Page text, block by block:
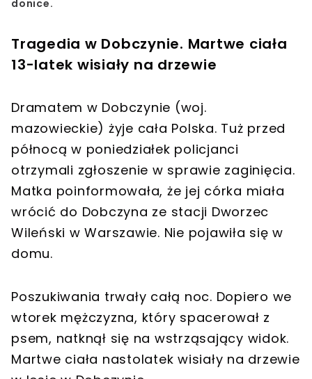
donice.
Tragedia w Dobczynie. Martwe ciała
13-latek wisiały na drzewie
Dramatem w Dobczynie (woj.
mazowieckie) żyje cała Polska. Tuż przed
północą w poniedziałek policjanci
otrzymali zgłoszenie w sprawie zaginięcia.
Matka poinformowała, że jej córka miała
wrócić do Dobczyna ze stacji Dworzec
Wileński w Warszawie. Nie pojawiła się w
domu.
Poszukiwania trwały całą noc. Dopiero we
wtorek mężczyzna, który spacerował z
psem, natknął się na wstrząsający widok.
Martwe ciała nastolatek wisiały na drzewie